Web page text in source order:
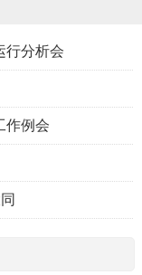
行分析会
作例会